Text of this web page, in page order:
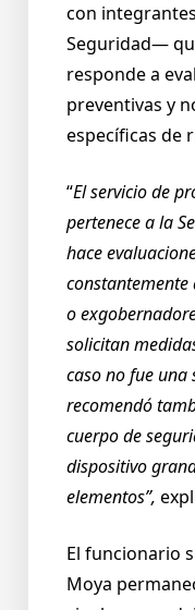
con
Seguridad—
responde a
preventivas y
específicas de
“El servicio de
pertenece a la
hace
o
solicitan
caso no fue una
recomendó
cuerpo de
dispositivo
elementos”,
El funcionario
Moya